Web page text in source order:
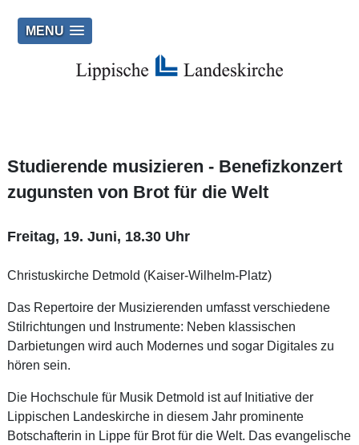
MENU
Studierende musizieren - Benefizkonzert
zugunsten von Brot für die Welt
Freitag, 19. Juni, 18.30 Uhr
Christuskirche Detmold (Kaiser-Wilhelm-Platz)
Das Repertoire der Musizierenden umfasst verschiedene
Stilrichtungen und Instrumente: Neben klassischen
Darbietungen wird auch Modernes und sogar Digitales zu
hören sein.
Die Hochschule für Musik Detmold ist auf Initiative der
Lippischen Landeskirche in diesem Jahr prominente
Botschafterin in Lippe für Brot für die Welt. Das evangelische